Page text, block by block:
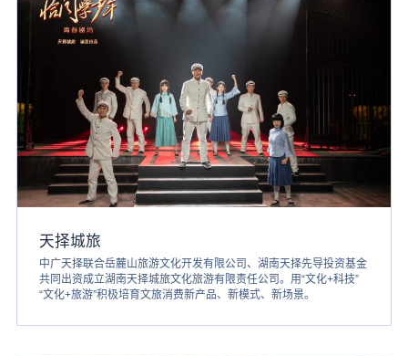
天择城旅
中广天择联合岳麓山旅游文化开发有限公司、湖南天择先导投资基金
共同出资成立湖南天择城旅文化旅游有限责任公司。用“文化+科技”
“文化+旅游”积极培育文旅消费新产品、新模式、新场景。